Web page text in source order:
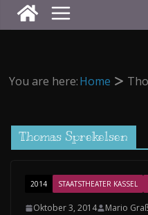
You are here:Home
Thomas Sprekelsen
2014 STAATSTHEATER KASSEL
Oktober 3, 2014 Mario